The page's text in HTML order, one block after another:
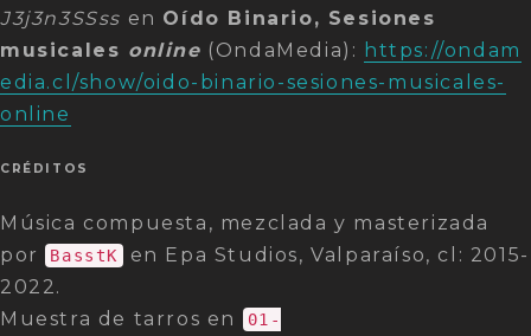
J3j3n3SSss en Oído Binario, Sesiones
musicales online (OndaMedia): https://ondam
edia.cl/show/oido-binario-sesiones-musicales-
online
CRÉDITOS
Música compuesta, mezclada y masterizada
por
BasstK
en Epa Studios, Valparaíso, cl: 2015-
2022.
Muestra de tarros en
01-